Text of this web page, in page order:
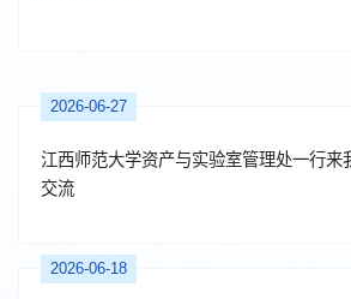
2026-06-27
江西师范大学资产与实验室管理处一行来
交流
2026-06-18